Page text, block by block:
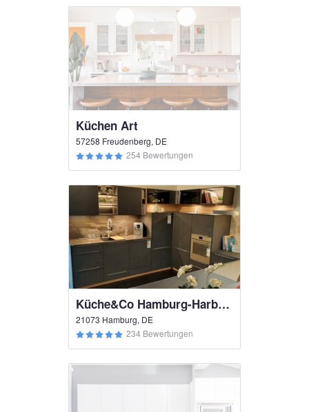
Küchen Art
57258 Freudenberg, DE
254 Bewertungen
Küche&Co Hamburg-Harburg
21073 Hamburg, DE
234 Bewertungen